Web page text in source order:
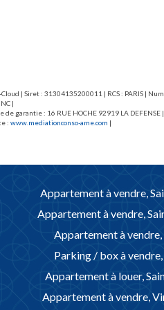
| Siret : 31304135200011 | RCS : PARIS |
|
garantie : 16 RUE HOCHE 92919 LA
: www.mediationconso-ame.com |
Appartement à vendre,
Appartement à vendre,
Appartement à vendre,
Parking / box à
Appartement à louer,
Appartement à vendre,